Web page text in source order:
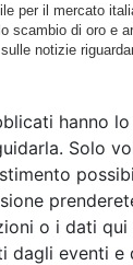
per il mercato
scambio di oro e
notizie
hanno
Solo
o i dati
dagli eventi e